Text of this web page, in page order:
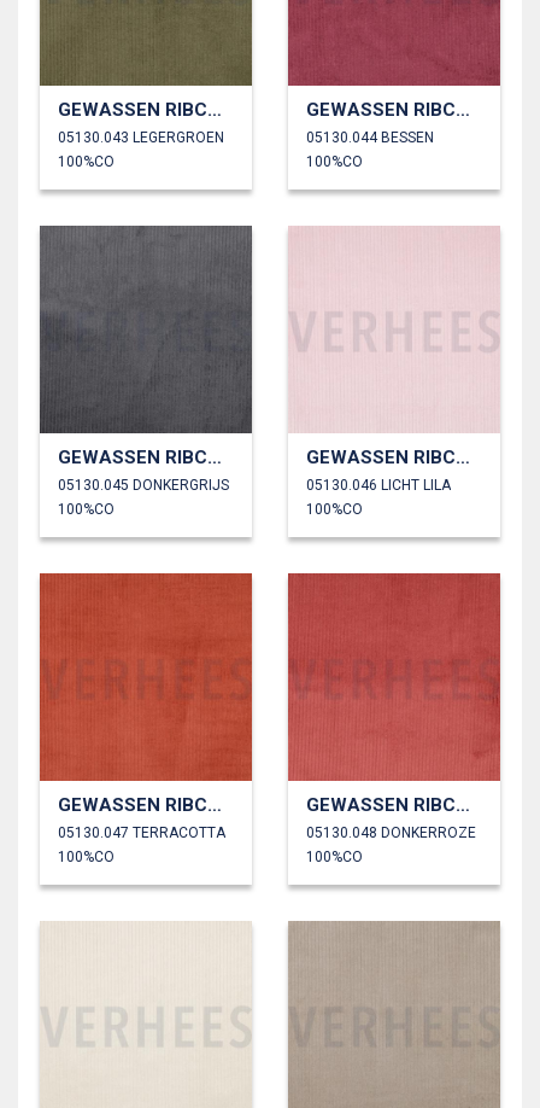
GEWASSEN RIBCORDUROY 4.5W
05130.043 LEGERGROEN
100%CO
GEWASSEN RIBCORDUROY 4.5W
05130.044 BESSEN
100%CO
GEWASSEN RIBCORDUROY 4.5W
05130.045 DONKERGRIJS
100%CO
GEWASSEN RIBCORDUROY 4.5W
05130.046 LICHT LILA
100%CO
GEWASSEN RIBCORDUROY 4.5W
05130.047 TERRACOTTA
100%CO
GEWASSEN RIBCORDUROY 4.5W
05130.048 DONKERROZE
100%CO